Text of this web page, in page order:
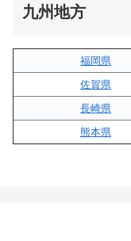
九州地方
福岡県
佐賀県
長崎県
熊本県